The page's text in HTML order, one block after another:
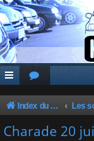
Index du forum Les
Charade 20